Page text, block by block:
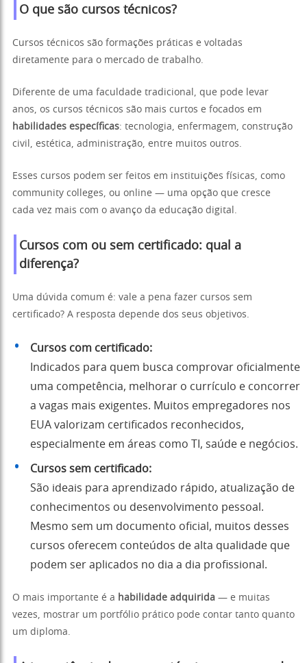
O que são cursos técnicos?
Cursos técnicos são formações práticas e voltadas
diretamente para o mercado de trabalho.
Diferente de uma faculdade tradicional, que pode levar
anos, os cursos técnicos são mais curtos e focados em
habilidades específicas: tecnologia, enfermagem, construção
civil, estética, administração, entre muitos outros.
Esses cursos podem ser feitos em instituições físicas, como
community colleges, ou online — uma opção que cresce
cada vez mais com o avanço da educação digital.
Cursos com ou sem certificado: qual a
diferença?
Uma dúvida comum é: vale a pena fazer cursos sem
certificado? A resposta depende dos seus objetivos.
Cursos com certificado:
Indicados para quem busca comprovar oficialmente
uma competência, melhorar o currículo e concorrer
a vagas mais exigentes. Muitos empregadores nos
EUA valorizam certificados reconhecidos,
especialmente em áreas como TI, saúde e negócios.
Cursos sem certificado:
São ideais para aprendizado rápido, atualização de
conhecimentos ou desenvolvimento pessoal.
Mesmo sem um documento oficial, muitos desses
cursos oferecem conteúdos de alta qualidade que
podem ser aplicados no dia a dia profissional.
O mais importante é a habilidade adquirida — e muitas
vezes, mostrar um portfólio prático pode contar tanto quanto
um diploma.